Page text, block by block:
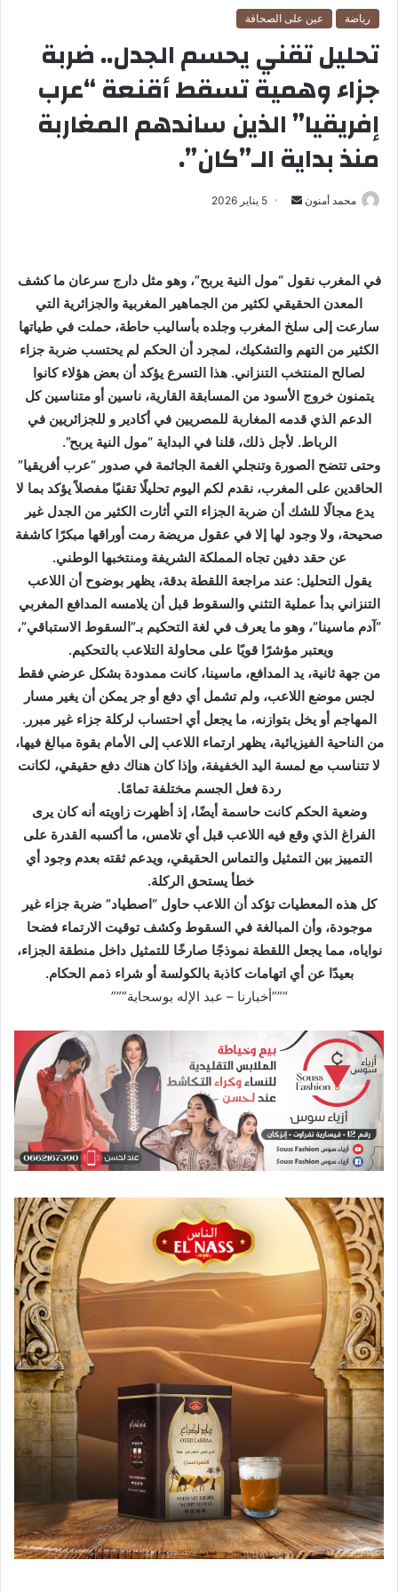
رياضة عين على الصحافة
تحليل تقني يحسم الجدل.. ضربة
جزاء وهمية تسقط أقنعة “عرب
إفريقيا” الذين ساندهم المغاربة
منذ بداية الـ”كان”.
محمد أمنون
ب
ر
ي
د
ا
إ
ك
ر
ن
ي
ا
5 يناير 2026
في المغرب نقول “مول النية يربح”، وهو مثل دارج سرعان ما كشف
المعدن الحقيقي لكثير من الجماهير المغربية والجزائرية التي
سارعت إلى سلخ المغرب وجلده بأساليب حاطة، حملت في طياتها
الكثير من التهم والتشكيك، لمجرد أن الحكم لم يحتسب ضربة جزاء
لصالح المنتخب التنزاني. هذا التسرع يؤكد أن بعض هؤلاء كانوا
يتمنون خروج الأسود من المسابقة القارية، ناسين أو متناسين كل
الدعم الذي قدمه المغاربة للمصريين في أكادير و للجزائريين في
الرباط. لأجل ذلك، قلنا في البداية “مول النية يربح”.
وحتى تتضح الصورة وتنجلي الغمة الجاثمة في صدور “عرب أفريقيا”
الحاقدين على المغرب، نقدم لكم اليوم تحليلًا تقنيًا مفصلاً يؤكد بما لا
يدع مجالًا للشك أن ضربة الجزاء التي أثارت الكثير من الجدل غير
صحيحة، ولا وجود لها إلا في عقول مريضة رمت أوراقها مبكرًا كاشفة
عن حقد دفين تجاه المملكة الشريفة ومنتخبها الوطني.
يقول التحليل: عند مراجعة اللقطة بدقة، يظهر بوضوح أن اللاعب
التنزاني بدأ عملية التثني والسقوط قبل أن يلامسه المدافع المغربي
“آدم ماسينا”، وهو ما يعرف في لغة التحكيم بـ”السقوط الاستباقي”،
ويعتبر مؤشرًا قويًا على محاولة التلاعب بالتحكيم.
من جهة ثانية، يد المدافع، ماسينا، كانت ممدودة بشكل عرضي فقط
لجس موضع اللاعب، ولم تشمل أي دفع أو جر يمكن أن يغير مسار
المهاجم أو يخل بتوازنه، ما يجعل أي احتساب لركلة جزاء غير مبرر.
من الناحية الفيزيائية، يظهر ارتماء اللاعب إلى الأمام بقوة مبالغ فيها،
لا تتناسب مع لمسة اليد الخفيفة، وإذا كان هناك دفع حقيقي، لكانت
ردة فعل الجسم مختلفة تمامًا.
وضعية الحكم كانت حاسمة أيضًا، إذ أظهرت زاويته أنه كان يرى
الفراغ الذي وقع فيه اللاعب قبل أي تلامس، ما أكسبه القدرة على
التمييز بين التمثيل والتماس الحقيقي، ويدعم ثقته بعدم وجود أي
خطأ يستحق الركلة.
كل هذه المعطيات تؤكد أن اللاعب حاول “اصطياد” ضربة جزاء غير
موجودة، وأن المبالغة في السقوط وكشف توقيت الارتماء فضحا
نواياه، مما يجعل اللقطة نموذجًا صارخًا للتمثيل داخل منطقة الجزاء،
بعيدًا عن أي اتهامات كاذبة بالكولسة أو شراء ذمم الحكام.
“””أخبارنا – عبد الإله بوسحابة”””